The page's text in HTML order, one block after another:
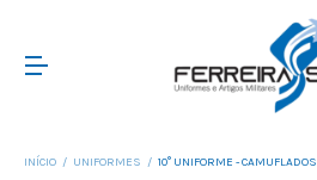
INÍCIO / UNIFORMES / 10° UNIFORME - CAMUFLADOS